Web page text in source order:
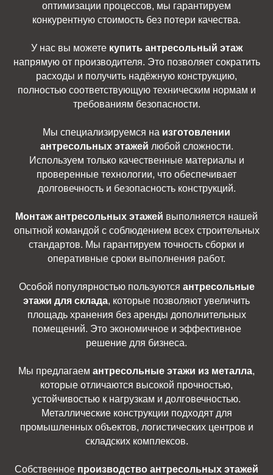
оптимизации процессов, мы гарантируем
конкурентную стоимость без потери качества.
У нас вы можете купить антресольный этаж
напрямую от производителя. Это позволяет сократить
расходы и получить надёжную конструкцию,
полностью соответствующую техническим нормам и
требованиям безопасности.
Мы специализируемся на изготовлении
антресольных этажей любой сложности.
Используем только качественные материалы и
проверенные технологии, что обеспечивает
долговечность и безопасность конструкций.
Монтаж антресольных этажей выполняется нашей
опытной командой с соблюдением всех строительных
стандартов. Мы гарантируем точность сборки и
оперативные сроки выполнения работ.
Особой популярностью пользуются антресольные
этажи для склада, которые позволяют увеличить
площадь хранения без аренды дополнительных
помещений. Это экономичное и эффективное
решение для бизнеса.
Мы предлагаем антресольные этажи из металла,
которые отличаются высокой прочностью,
устойчивостью к нагрузкам и долговечностью.
Металлические конструкции подходят для
промышленных объектов, логистических центров и
складских комплексов.
Собственное производство антресольных этажей